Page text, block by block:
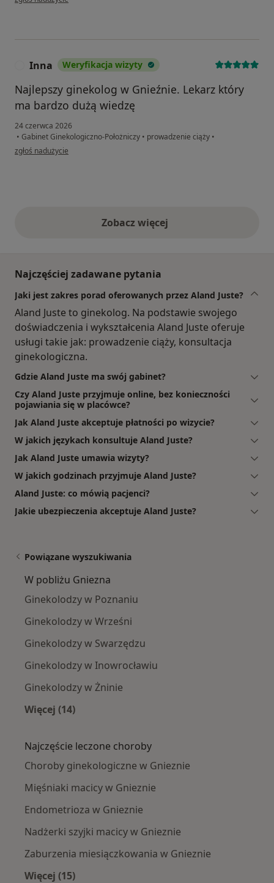
Inna Weryfikacja wizyty
Najlepszy ginekolog w Gnieźnie. Lekarz który
ma bardzo dużą wiedzę
24 czerwca 2026
• Gabinet Ginekologiczno-Położniczy • prowadzenie ciąży •
w opinii użytkownika Inna
zgłoś nadużycie
Zobacz więcejopinie powyżej
Najczęściej zadawane pytania
Jaki jest zakres porad oferowanych przez Aland Juste?
Aland Juste to ginekolog. Na podstawie swojego
doświadczenia i wykształcenia Aland Juste oferuje
usługi takie jak: prowadzenie ciąży, konsultacja
ginekologiczna.
Gdzie Aland Juste ma swój gabinet?
Czy Aland Juste przyjmuje online, bez konieczności
pojawiania się w placówce?
Jak Aland Juste akceptuje płatności po wizycie?
W jakich językach konsultuje Aland Juste?
Jak Aland Juste umawia wizyty?
W jakich godzinach przyjmuje Aland Juste?
Aland Juste: co mówią pacjenci?
Jakie ubezpieczenia akceptuje Aland Juste?
Powiązane wyszukiwania
W pobliżu Gniezna
Ginekolodzy w Poznaniu
Ginekolodzy w Wrześni
Ginekolodzy w Swarzędzu
Ginekolodzy w Inowrocławiu
Ginekolodzy w Żninie
Więcej (14)
Najczęście leczone choroby
Choroby ginekologiczne w Gnieznie
Mięśniaki macicy w Gnieznie
Endometrioza w Gnieznie
Nadżerki szyjki macicy w Gnieznie
Zaburzenia miesiączkowania w Gnieznie
Więcej (15)